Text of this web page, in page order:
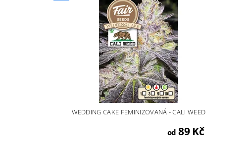
WEDDING CAKE FEMINIZOVANÁ - CALI WEED
od 89 Kč